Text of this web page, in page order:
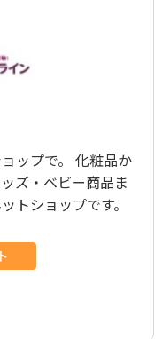
ップで。 化粧品か
ズ・ベビー商品ま
トショップです。